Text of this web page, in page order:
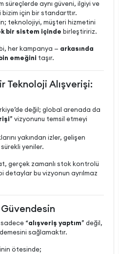
süreçlerde aynı güveni, ilgiyi ve
için bir standarttır.
teknolojiyi, müşteri hizmetini
bir sistem içinde birleştiririz.
her kampanya — arkasında
emeğini taşır.
Teknoloji Alışverişi:
değil; global arenada da
” vizyonunu temsil etmeyi
yakından izler, gelişen
yeniler.
gerçek zamanlı stok kontrolü
detaylar bu vizyonun ayrılmaz
sadece “alışveriş yaptım” değil,
sağlamaktır.
ötesinde;